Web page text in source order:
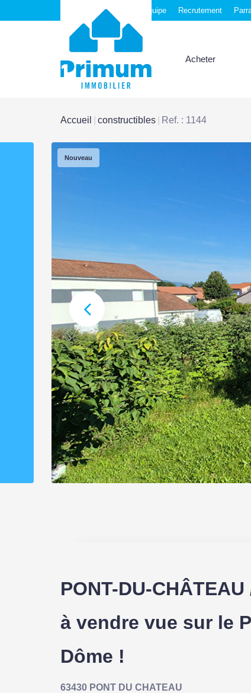
Nos agences Notre équipe Recrutement
Acheter
Accueil constructibles Ref. : 1144
Nouveau
PONT-DU-
à vendre vue sur le
Dôme !
63430 PONT DU CHATEAU